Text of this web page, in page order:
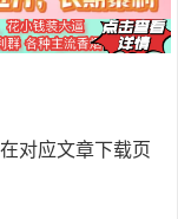
对应文章下载页